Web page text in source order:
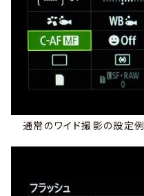
通常のワイド撮影の設定例